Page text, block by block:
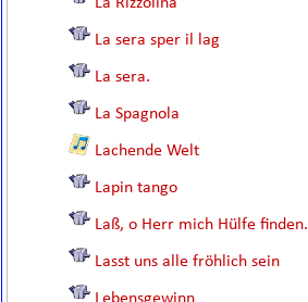
La sera sper il lag
La sera.
La Spagnola
Lachende Welt
Lapin tango
Laß, o Herr mich Hülfe finden.
Lasst uns alle fröhlich sein